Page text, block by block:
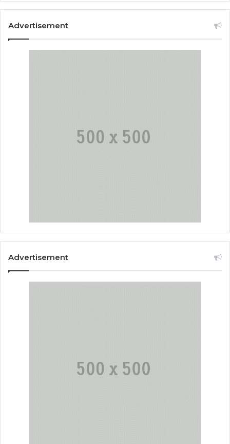
Advertisement
Advertisement